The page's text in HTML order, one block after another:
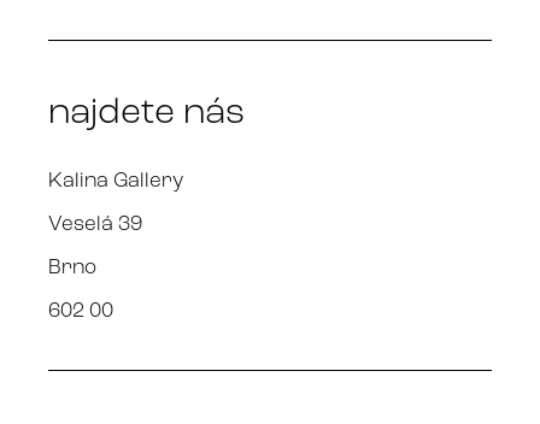
najdete nás
Kalina Gallery
Veselá 39
Brno
602 00